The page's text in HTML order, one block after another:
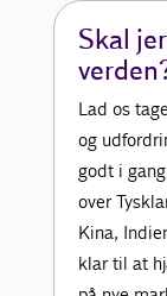
Skal
Lad os
og
godt i
over
Kina,
klar til at